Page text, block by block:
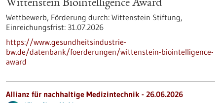
Wittenstein Biointelligence Award
Wettbewerb, Förderung durch: Wittenstein Stiftung,
Einreichungsfrist: 31.07.2026
https://www.gesundheitsindustrie-
bw.de/datenbank/foerderungen/wittenstein-biointelligence-
award
Allianz für nachhaltige Medizintechnik - 26.06.2026